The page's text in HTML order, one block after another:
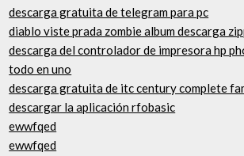
descarga gratuita de telegram para pc
diablo viste prada zombie album descarga
descarga del controlador de impresora hp
todo en uno
descarga gratuita de itc century complete
descargar la aplicación rfobasic
ewwfqed
ewwfqed